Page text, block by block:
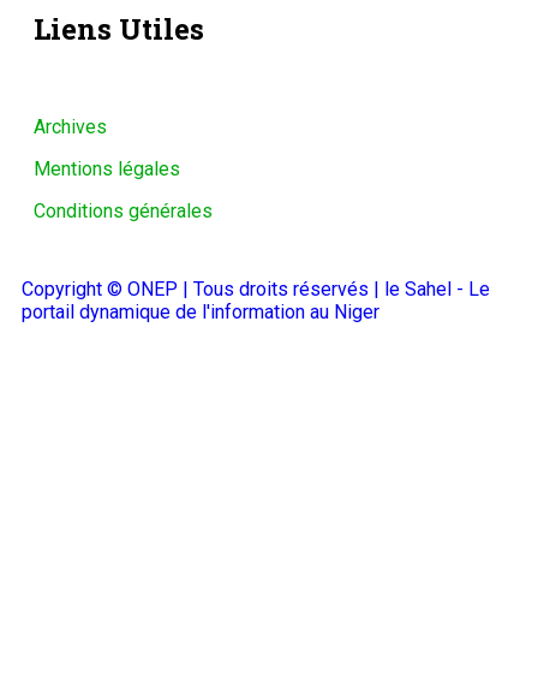
Liens Utiles
Archives
Mentions légales
Conditions générales
Copyright © ONEP | Tous droits réservés | le Sahel - Le
portail dynamique de l'information au Niger